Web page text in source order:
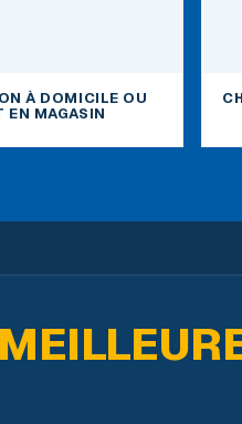
À DOMICILE OU
EN MAGASIN